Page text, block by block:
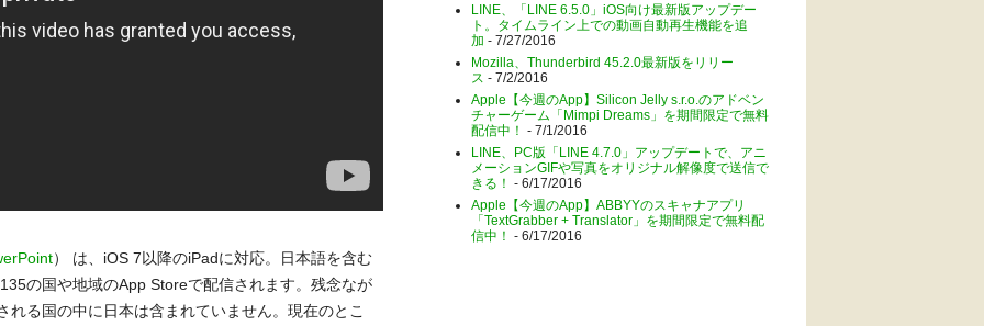
） は、iOS 7以降のiPadに対応。日本語を含む
の国や地域のApp Storeで配信されます。残念なが
る国の中に日本は含まれていません。現在のとこ
LINE、「LINE 6.5.0」iOS向け最新版アップデー
ト。タイムライン上での動画自動再生機能を追
加 - 7/27/2016
Mozilla、Thunderbird 45.2.0最新版をリリー
ス - 7/2/2016
Apple【今週のApp】Silicon Jelly s.r.o.のアドベン
チャーゲーム「Mimpi Dreams」を期間限定で無料
配信中！ - 7/1/2016
LINE、PC版「LINE 4.7.0」アップデートで、アニ
メーションGIFや写真をオリジナル解像度で送信で
きる！ - 6/17/2016
Apple【今週のApp】ABBYYのスキャナアプリ
「TextGrabber + Translator」を期間限定で無料配
信中！ - 6/17/2016